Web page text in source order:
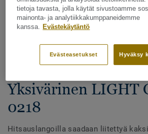
Katso kaikki kuosit
Hitsauslangat -
& heterogeeniset
Yksivärinen LIGHT
0218
Hitsauslangoilla saadaan liitettyä
tietoja tavasta, jolla käytät sivustoamme
mainonta- ja analytiikkakumppaneidemme
kanssa. Evästekäytäntö
Hyväksy
Evästeasetukset